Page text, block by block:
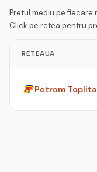
Pretul mediu pe fiecare
Click pe retea pentru
RETEAUA
Petrom Toplita